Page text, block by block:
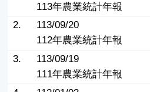
113年農業統計年報
2.
113/09/20
112年農業統計年報
3.
113/09/19
111年農業統計年報